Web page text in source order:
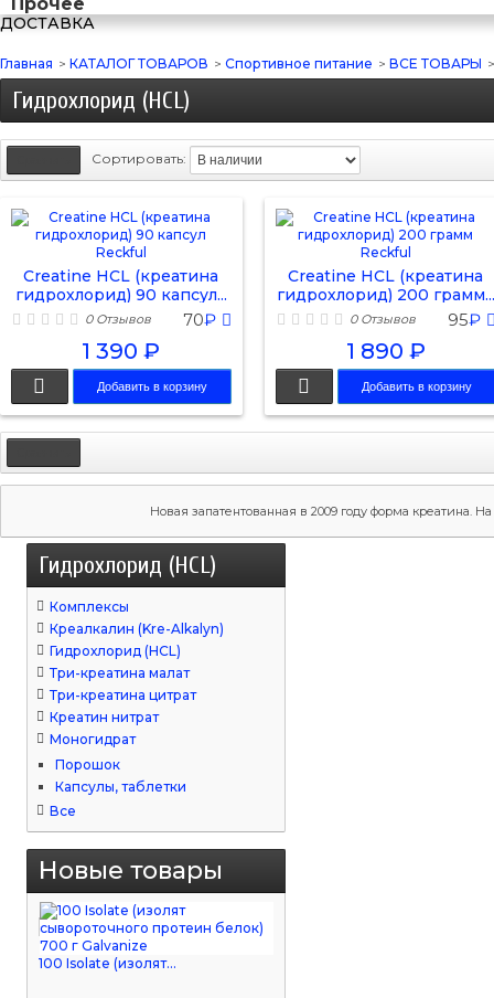
ДОСТАВКА
Главная > КАТАЛОГ ТОВАРОВ > Спортивное питание > ВСЕ ТОВАРЫ >
Гидрохлорид (HCL)
Сортировать:
Creatine HCL (креатина
гидрохлорид) 90 капсул...
0 Отзывов 70₽
1 390 ₽
Добавить в корзину
Creatine HCL (креатина
гидрохлорид) 200 грамм...
0 Отзывов 95₽
1 890 ₽
Добавить в корзину
Новая запатентованная в 2009 году форма
Гидрохлорид (HCL)
Комплексы
Креалкалин (Kre-Alkalyn)
Гидрохлорид (HCL)
Три-креатина малат
Три-креатина цитрат
Креатин нитрат
Моногидрат
Порошок
Капсулы, таблетки
Все
Новые товары
100 Isolate (изолят...